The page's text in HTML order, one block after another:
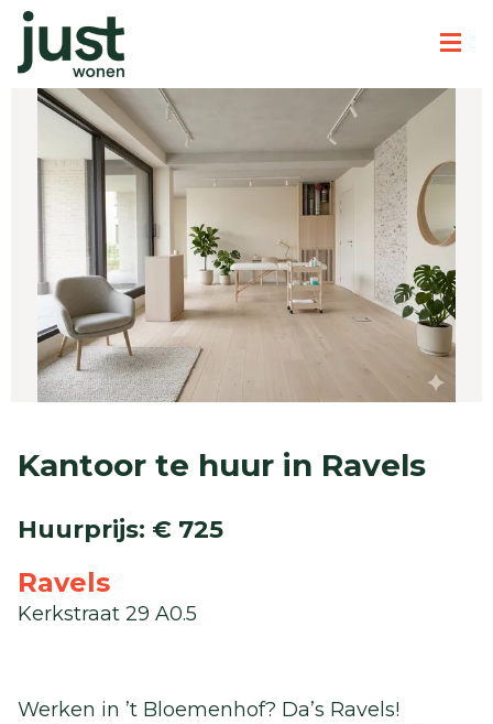
Kantoor te huur in Ravels
Huurprijs: € 725
Ravels
Kerkstraat 29 A0.5
Werken in ’t Bloemenhof? Da’s Ravels!